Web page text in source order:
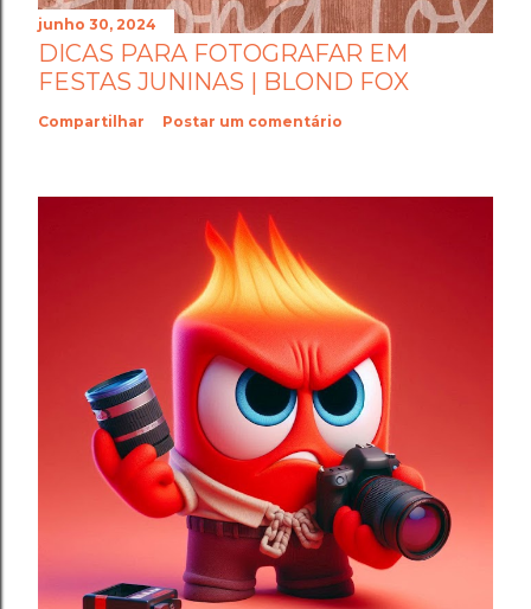
junho 30, 2024
DICAS PARA FOTOGRAFAR EM
FESTAS JUNINAS | BLOND FOX
Compartilhar Postar um comentário